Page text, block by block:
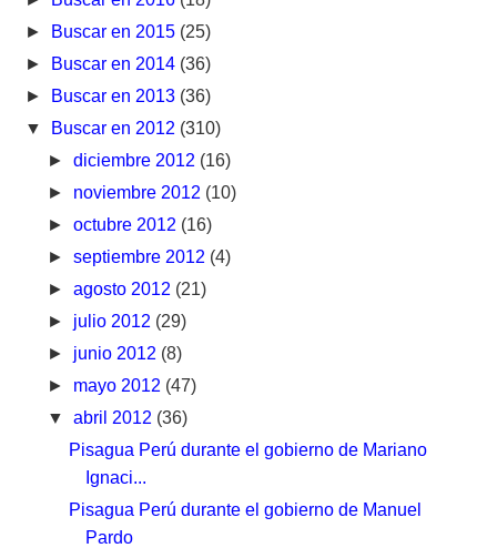
► Buscar en 2015 (25)
► Buscar en 2014 (36)
► Buscar en 2013 (36)
▼ Buscar en 2012 (310)
► diciembre 2012 (16)
► noviembre 2012 (10)
► octubre 2012 (16)
► septiembre 2012 (4)
► agosto 2012 (21)
► julio 2012 (29)
► junio 2012 (8)
► mayo 2012 (47)
▼ abril 2012 (36)
Pisagua Perú durante el gobierno de Mariano
Ignaci...
Pisagua Perú durante el gobierno de Manuel
Pardo